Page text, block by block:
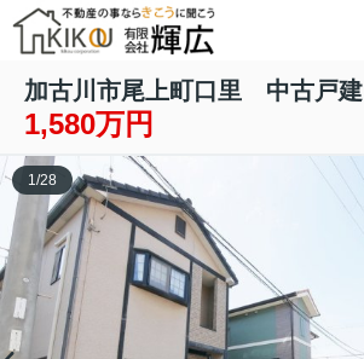
加古川市尾上町口里 中古戸建
1,580万円
1/28